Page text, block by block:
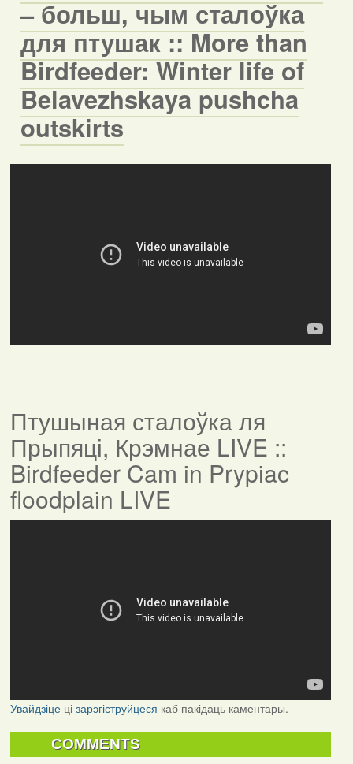
– больш, чым сталоўка
для птушак :: More than
Birdfeeder: Winter life of
Belavezhskaya pushcha
outskirts
Птушыная сталоўка ля
Прыпяці, Крэмнае LIVE ::
Birdfeeder Cam in Prypiac
floodplain LIVE
Увайдзіцеці зарэгіструйцеся каб пакідаць каментары.
COMMENTS